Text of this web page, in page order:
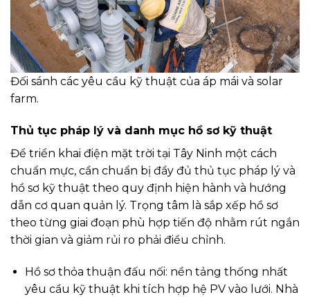
Đối sánh các yêu cầu kỹ thuật của áp mái và solar
farm.
Thủ tục pháp lý và danh mục hồ sơ kỹ thuật
Để triển khai điện mặt trời tại Tây Ninh một cách
chuẩn mực, cần chuẩn bị đầy đủ thủ tục pháp lý và
hồ sơ kỹ thuật theo quy định hiện hành và hướng
dẫn cơ quan quản lý. Trọng tâm là sắp xếp hồ sơ
theo từng giai đoạn phù hợp tiến độ nhằm rút ngắn
thời gian và giảm rủi ro phải điều chỉnh.
Hồ sơ thỏa thuận đấu nối: nền tảng thống nhất
yêu cầu kỹ thuật khi tích hợp hệ PV vào lưới. Nhà